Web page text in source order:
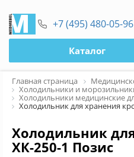
+7 (495) 480-05-96
Каталог
Главная страница
Холодильники и
Холодильники медицинские
Холодильник для хранения
Холодильник
ХК-250-1 Позис